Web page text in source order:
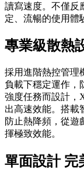
讀寫速度。不僅反
定、流暢的使用體
專業級散熱
採用進階熱控管理
負載下穩定運作，
強度任務而設計，
出高速效能。搭載
防止熱降頻，從遊
揮極致效能。
單面設計 完